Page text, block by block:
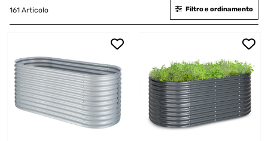
161 Articolo Filtro e ordinamento